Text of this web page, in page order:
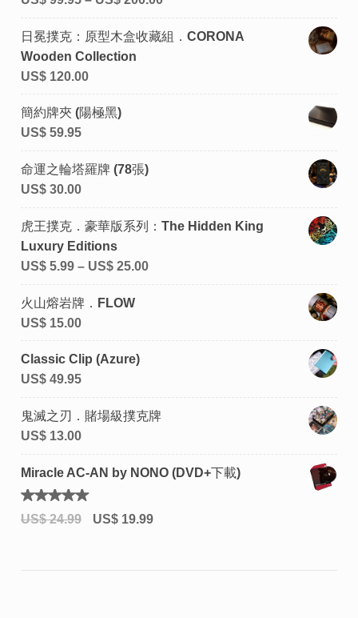
日冕撲克：原型木盒收藏組．CORONA
Wooden Collection
US$120.00
簡約牌夾 (陽極黑)
US$59.95
命運之輪塔羅牌 (78張)
US$30.00
虎王撲克．豪華版系列：The Hidden King
Luxury Editions
US$5.99– US$25.00
火山熔岩牌．FLOW
US$15.00
Classic Clip (Azure)
US$49.95
鬼滅之刃．賭場級撲克牌
US$13.00
Miracle AC-AN by NONO (DVD+下載)
評分
5.00滿
US$24.99 US$19.99